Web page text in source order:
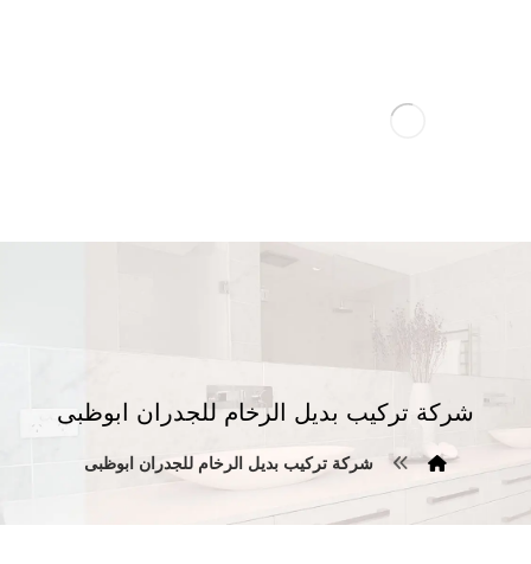
شركة تركيب بديل الرخام للجدران ابوظبى
شركة تركيب بديل الرخام للجدران ابوظبى